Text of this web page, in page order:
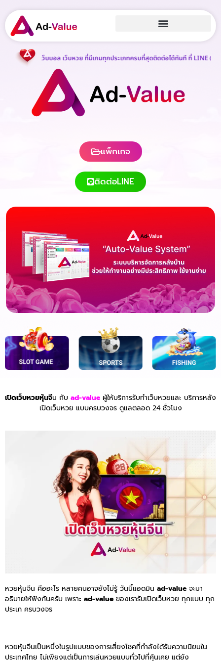
บสล็อต เว็บบอล เว็บหวย ที่มีเกมทุกประเภทครบที่สุดติดต่อได้ทันที ที่ LINE
แพ็กเกจ
ติดต่อLINE
เปิดเว็บหวยหุ้นจีน กับ ad-value ผู้ให้บริการรับทำเว็บหวยและ บริการหลัง
เปิดเว็บหวย แบบครบวงจร ดูแลตลอด 24 ชั่วโมง
หวยหุ้นจีน คืออะไร หลายคนอาจยังไม่รู้ วันนี้แอดมิน ad-value จะมา
อธิบายให้ฟังกันครับ เพราะ ad-value ของเรารับเปิดเว็บหวย ทุกแบบ ทุก
ประเภ ครบวงจร
หวยหุ้นจีนเป็นหนึ่งในรูปแบบของการเสี่ยงโชคที่กำลังได้รับความนิยมใน
ประเทศไทย ไม่เพียงแต่เป็นการเล่นหวยแบบทั่วไปที่คุ้นเคย แต่ยัง